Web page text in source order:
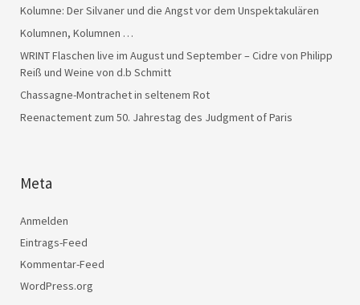
Kolumne: Der Silvaner und die Angst vor dem Unspektakulären
Kolumnen, Kolumnen …
WRINT Flaschen live im August und September – Cidre von Philipp
Reiß und Weine von d.b Schmitt
Chassagne-Montrachet in seltenem Rot
Reenactement zum 50. Jahrestag des Judgment of Paris
Meta
Anmelden
Eintrags-Feed
Kommentar-Feed
WordPress.org